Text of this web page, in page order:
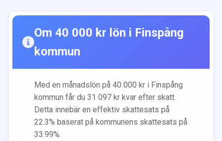
Om 40 000 kr lön i Finspång
kommun
Med en månadslön på 40 000 kr i Finspång
kommun får du 31 097 kr kvar efter skatt.
Detta innebär en effektiv skattesats på
22.3% baserat på kommunens skattesats på
33.99%.